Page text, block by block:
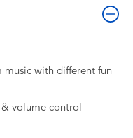
music with different fun
volume control